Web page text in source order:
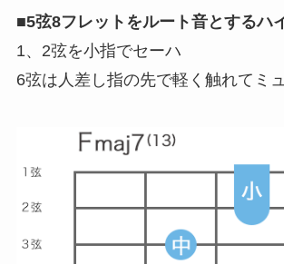
■5弦8フレットをルート音とするハ
1、2弦を小指でセーハ
6弦は人差し指の先で軽く触れてミ